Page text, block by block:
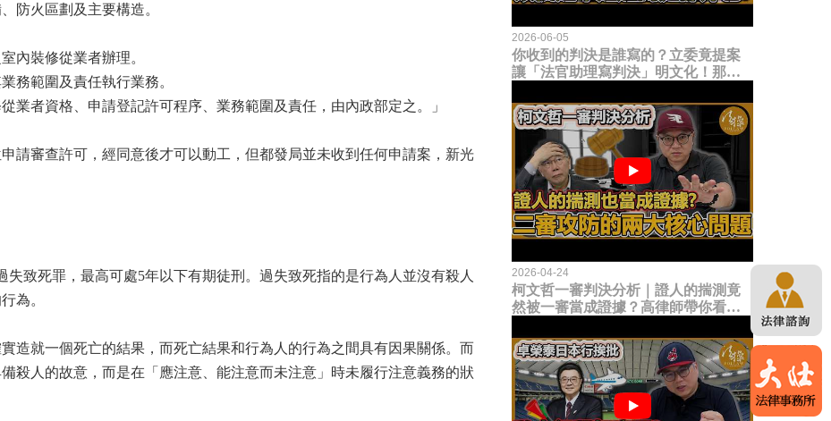
防火區劃及主要構造。
內裝修從業者辦理。
務範圍及責任執行業務。
業者資格、申請登記許可程序、業務範圍及責任，由內政部定之。」
請審查許可，經同意後才可以動工，但都發局並未收到任何申請案，新光
致死罪，最高可處5年以下有期徒刑。過失致死指的是行為人並沒有殺人
為。
造就一個死亡的結果，而死亡結果和行為人的行為之間具有因果關係。而
殺人的故意，而是在「應注意、能注意而未注意」時未履行注意義務的狀
2026-06-05
你收到的判決是誰寫的？立委竟提案
讓「法官助理寫判決」明文化！那以
2026-04-24
柯文哲一審判決分析｜證人的揣測竟
然被一審當成證據？高律師帶你看未